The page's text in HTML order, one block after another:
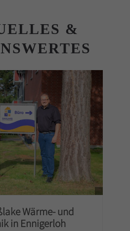
&
Wärme- und
in Ennigerloh